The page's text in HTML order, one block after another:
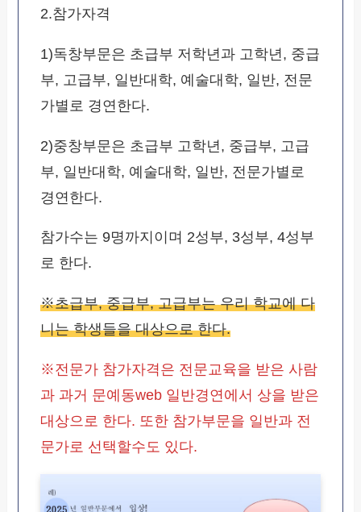
2.참가자격
1)독창부문은 초급부 저학년과 고학년, 중급
부, 고급부, 일반대학, 예술대학, 일반, 전문
가별로 경연한다.
2)중창부문은 초급부 고학년, 중급부, 고급
부, 일반대학, 예술대학, 일반, 전문가별로
경연한다.
참가수는 9명까지이며 2성부, 3성부, 4성부
로 한다.
※초급부, 중급부, 고급부는 우리 학교에 다
니는 학생들을 대상으로 한다.
※전문가 참가자격은 전문교육을 받은 사람
과 과거 문예동web 일반경연에서 상을 받은
대상으로 한다. 또한 참가부문을 일반과 전
문가로 선택할수도 있다.